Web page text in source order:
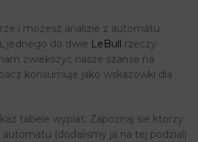
i mozesz analizie z automatu
jednego do dwie LeBull rzeczy
zwiekszyc nasze szanse na
konsumuje jako wskazowki dla
tabele wyplat: Zapoznaj sie ktorzy
(dodalismy ja na tej podzial)